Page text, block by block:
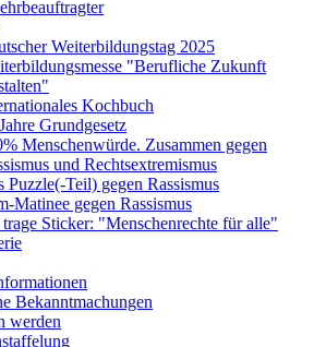
Weiterbildungstag 2025
"Berufliche Zukunft
Kochbuch
Grundgesetz
Menschenwürde. Zusammen gegen
und Rechtsextremismus
Puzzle(-Teil) gegen Rassismus
Matinee gegen Rassismus
Sticker: "Menschenrechte für alle"
Bekanntmachungen
werden